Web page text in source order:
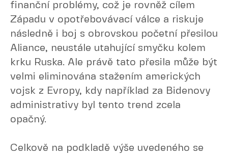
finanční problémy, což je rovněž cílem
Západu v opotřebovávací válce a riskuje
následně i boj s obrovskou početní přesilou
Aliance, neustále utahující smyčku kolem
krku Ruska. Ale právě tato přesila může být
velmi eliminována stažením amerických
vojsk z Evropy, kdy například za Bidenovy
administrativy byl tento trend zcela
opačný.
Celkově na podkladě výše uvedeného se